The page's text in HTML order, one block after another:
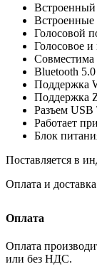
Голосовой
Голосовое
Совместима
Bluetooth
Поддержка
Поддержка
Разъем USB
Работает
Блок
Поставляется в
Оплата и доставка
Оплата
Оплата
или без НДС.